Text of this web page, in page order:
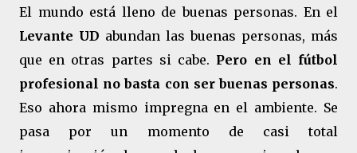
El mundo está lleno de buenas personas. En el
Levante UD abundan las buenas personas, más
que en otras partes si cabe. Pero en el fútbol
profesional no basta con ser buenas personas.
Eso ahora mismo impregna en el ambiente. Se
pasa por un momento de casi total